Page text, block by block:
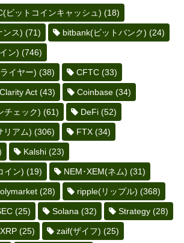
ビットコインキャッシュ) (18)
ンス) (71) bitbank(ビットバンク) (24)
ン) (746)
イヤー) (38) CFTC (33)
Clarity Act (43) Coinbase (34)
チェック) (61) DeFi (52)
リアム) (306) FTX (34)
Kalshi (23)
イン) (19) NEM･XEM(ネム) (31)
(28) ripple(リップル) (368)
(25) Solana (32) Strategy (28)
XRP (25) zaif(ザイフ) (25)